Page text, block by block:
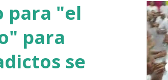
para "el
para
se